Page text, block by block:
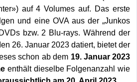
auf 4 Volumes auf. Das erste
und eine OVA aus der „Junkos
bzw. 2 Blu-rays. Während der
26. Januar 2023 datiert, bietet der
schon ab dem 19. Januar 2023
enthält dieselbe Folgenanzahl wie